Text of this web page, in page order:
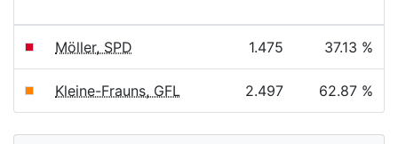
Möller, SPD 1.475 37.13 %
Kleine-Frauns, GFL 2.497 62.87 %